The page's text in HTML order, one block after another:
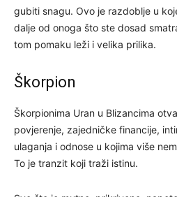
gubiti snagu. Ovo je razdoblje u
dalje od onoga što ste dosad
tom pomaku leži i velika prilika.
Škorpion
Škorpionima Uran u Blizancima
povjerenje, zajedničke financije,
ulaganja i odnose u kojima više
To je tranzit koji traži istinu.